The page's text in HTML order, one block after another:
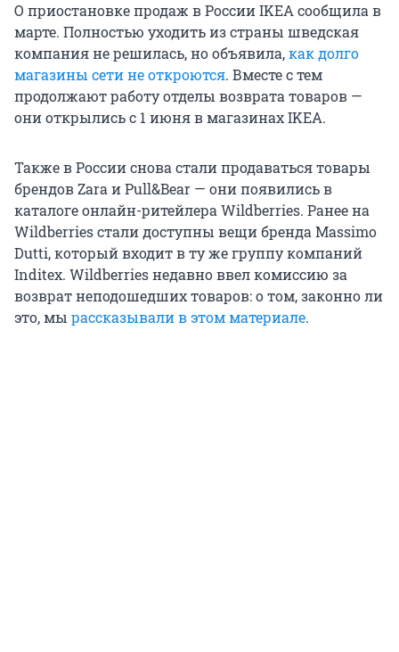
О приостановке продаж в России IKEA сообщила в
марте. Полностью уходить из страны шведская
компания не решилась, но объявила,как долго
магазины сети не откроются. Вместе с тем
продолжают работу отделы возврата товаров —
они открылись с 1 июня в магазинах IKEA.
Также в России снова стали продаваться товары
брендов Zara и Pull&Bear — они появились в
каталоге онлайн-ритейлера Wildberries. Ранее на
Wildberries стали доступны вещи бренда Massimo
Dutti, который входит в ту же группу компаний
Inditex. Wildberries недавно ввел комиссию за
возврат неподошедших товаров: о том, законно ли
это, мы рассказывали в этом материале.